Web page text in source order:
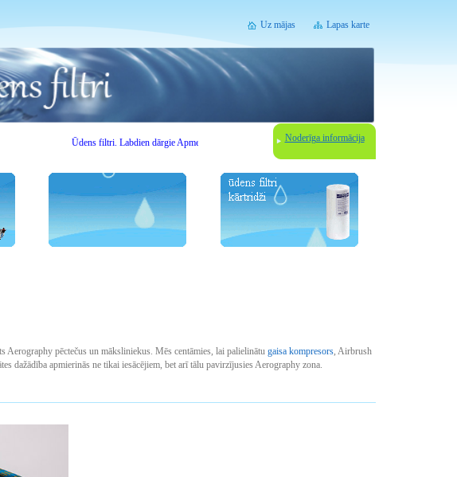
Lapas karte
Uz mājas
Ūdens filtri. Labdien dārgieApmeklētāji akciju laika!Attiecībā uz jebkuru
Noderīga informācija
Aerography pēctečus un māksliniekus. Mēs centāmies, lai palielinātu gaisa kompresors, Airbrush
dažādība apmierinās ne tikai iesācējiem, bet arī tālu pavirzījusies Aerography zona.